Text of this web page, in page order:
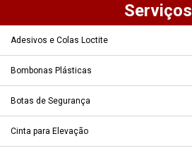
Serviços
Adesivos e Colas Loctite
Bombonas Plásticas
Botas de Segurança
Cinta para Elevação